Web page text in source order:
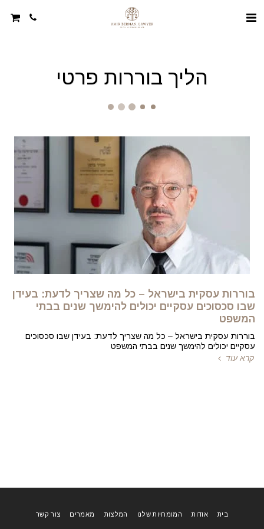
הליך בוררות פרטי
בוררות עסקית בישראל – כל מה שצריך לדעת: בעידן
שבו סכסוכים עסקיים יכולים להימשך שנים בבתי
המשפט
בוררות עסקית בישראל – כל מה שצריך לדעת: בעידן שבו סכסוכים
עסקיים יכולים להימשך שנים בבתי המשפט
קרא עוד
בית אודות המומחיות שלנו המלצות מאמרים צור קשר